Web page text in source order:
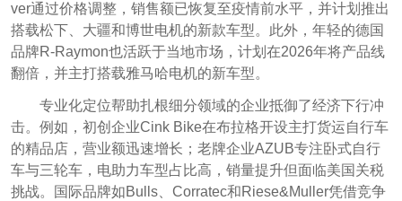
ver通过价格调整，销售额已恢复至疫情前水平，并计划推出
搭载松下、大疆和博世电机的新款车型。此外，年轻的德国
品牌R-Raymon也活跃于当地市场，计划在2026年将产品线
翻倍，并主打搭载雅马哈电机的新车型。
专业化定位帮助扎根细分领域的企业抵御了经济下行冲
击。例如，初创企业Cink Bike在布拉格开设主打货运自行车
的精品店，营业额迅速增长；老牌企业AZUB专注卧式自行
车与三轮车，电助力车型占比高，销量提升但面临美国关税
挑战。国际品牌如Bulls、Corratec和Riese&Muller凭借竞争